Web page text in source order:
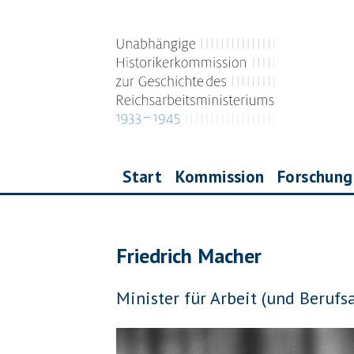
Main
navigation
Start Kommission
Friedrich Macher
P
s
Minister für Arbeit (und